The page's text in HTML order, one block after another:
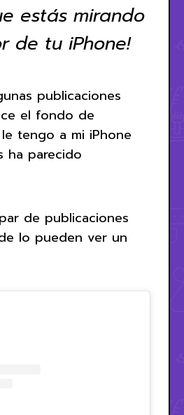
estás mirando
de tu iPhone!
publicaciones
el fondo de
tengo a mi iPhone
ha parecido
de publicaciones
lo pueden ver un